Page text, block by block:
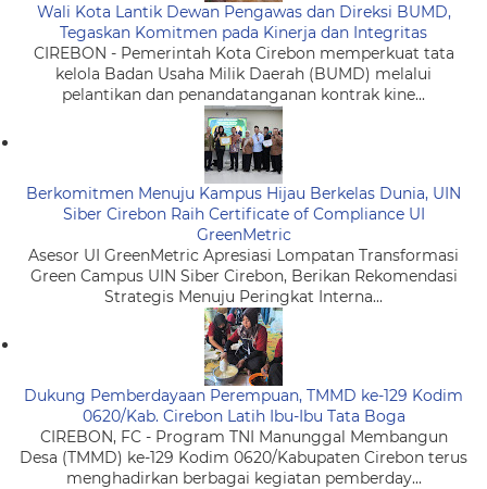
Wali Kota Lantik Dewan Pengawas dan Direksi BUMD,
Tegaskan Komitmen pada Kinerja dan Integritas
CIREBON - Pemerintah Kota Cirebon memperkuat tata
kelola Badan Usaha Milik Daerah (BUMD) melalui
pelantikan dan penandatanganan kontrak kine...
Berkomitmen Menuju Kampus Hijau Berkelas Dunia, UIN
Siber Cirebon Raih Certificate of Compliance UI
GreenMetric
Asesor UI GreenMetric Apresiasi Lompatan Transformasi
Green Campus UIN Siber Cirebon, Berikan Rekomendasi
Strategis Menuju Peringkat Interna...
Dukung Pemberdayaan Perempuan, TMMD ke-129 Kodim
0620/Kab. Cirebon Latih Ibu-Ibu Tata Boga
CIREBON, FC - Program TNI Manunggal Membangun
Desa (TMMD) ke-129 Kodim 0620/Kabupaten Cirebon terus
menghadirkan berbagai kegiatan pemberday...